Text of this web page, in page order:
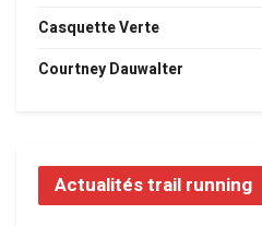
Casquette Verte
Courtney Dauwalter
Actualités trail running